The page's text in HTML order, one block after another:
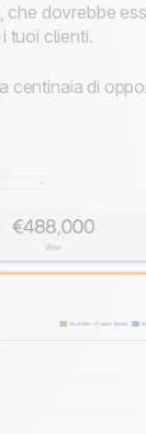
dovrebbe
tuoi clienti.
centinaia di